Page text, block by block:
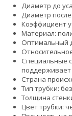
Диаметр до
Диаметр
Коэффициент
Материал:
Оптимальный
Специальные
поддерживает
Страна
Тип трубки:
Толщина
Цвет трубки: